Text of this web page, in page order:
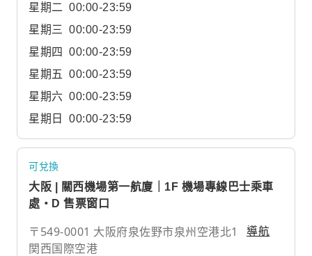
星期二 00:00-23:59
星期三
00:00-23:59
星期四
00:00-23:59
星期五
00:00-23:59
星期六 00:00-23:59
星期日
00:00-23:59
可兌換
大阪 | 關西機場第一航廈｜1F 機場專線巴士乘車
處・D 售票窗口
〒549-0001 大阪府泉佐野市泉州空港北1
関西国際空港
導航